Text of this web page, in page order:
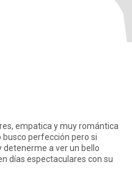
empatica y muy romántica
busco perfección pero si
detenerme a ver un bello
Las cosas sencillas hacen días espectaculares con su